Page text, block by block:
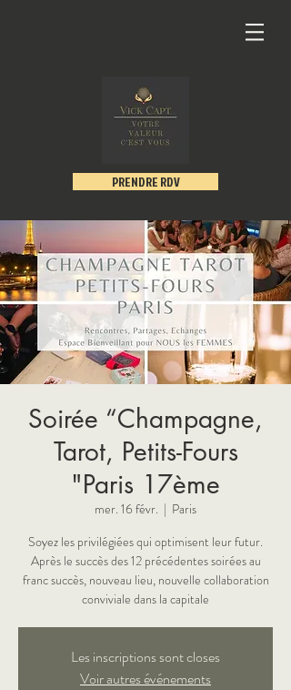
PRENDRE RDV
Soirée “Champagne,
Tarot, Petits-Fours
"Paris 17ème
mer. 16 févr.
  |
Paris
Soyez les privilégiées qui optimisent leur futur.
Après le succès des 12 précédentes soirées au
franc succès, nouveau lieu, nouvelle collaboration
Les inscriptions sont closes
Voir autres événements